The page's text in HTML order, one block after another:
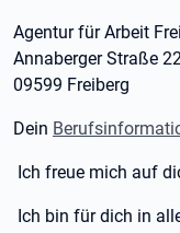
Agentur für Arbeit
Annaberger Straße
09599 Freiberg
Dein
Ich freue mich auf
Ich bin für dich in